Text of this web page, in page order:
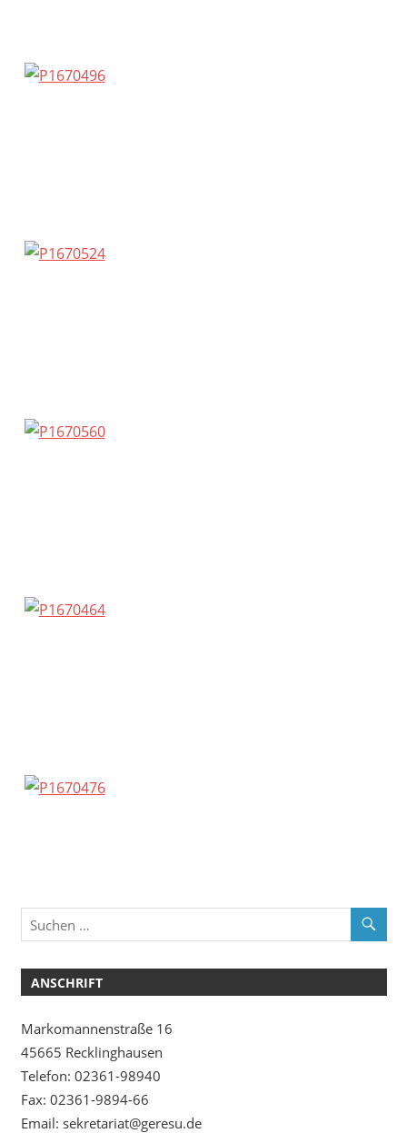
ANSCHRIFT
Markomannenstraße 16
45665 Recklinghausen
Telefon: 02361-98940
Fax: 02361-9894-66
Email: sekretariat@geresu.de